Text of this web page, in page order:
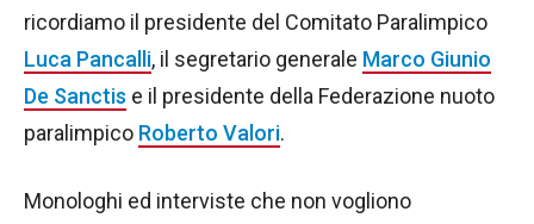
ricordiamo il presidente del Comitato Paralimpico
Luca Pancalli, il segretario generale Marco Giunio
De Sanctis e il presidente della Federazione nuoto
paralimpico Roberto Valori.
Monologhi ed interviste che non vogliono